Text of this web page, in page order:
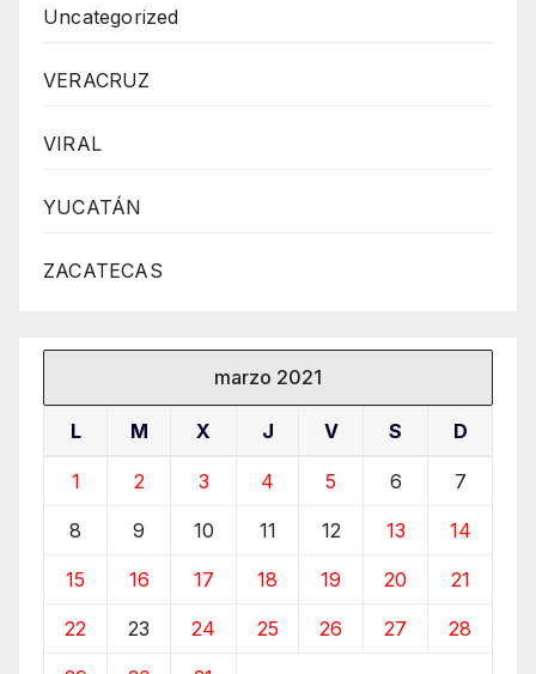
Uncategorized
VERACRUZ
VIRAL
YUCATÁN
ZACATECAS
marzo 2021
L M X J V S D
1 2 3 4 5 6 7
8 9 10 11 12 13 14
15 16 17 18 19 20 21
22 23 24 25 26 27 28